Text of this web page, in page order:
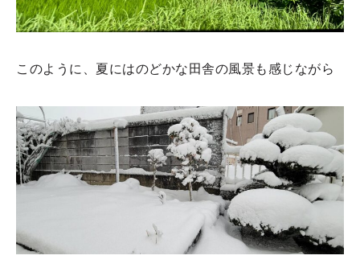
このように、夏にはのどかな田舎の風景も感じながら